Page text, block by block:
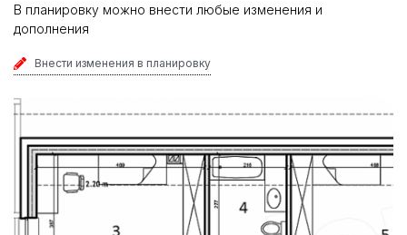
В планировку можно внести любые изменения и
дополнения
Внести изменения в планировку